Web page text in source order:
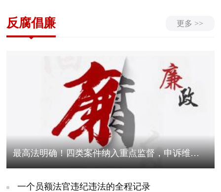
反腐倡廉 更多 >>
最高法明确！四类案件纳入重点监督，申诉维权一定要善用这条规则！
一个员额法官违纪违法的全程记录